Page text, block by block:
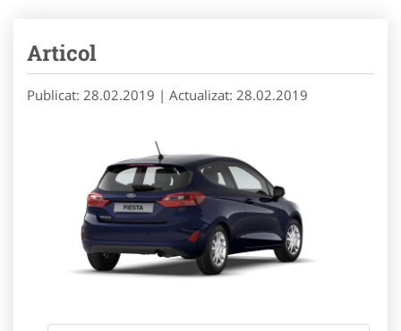
Articol
Publicat: 28.02.2019 | Actualizat: 28.02.2019